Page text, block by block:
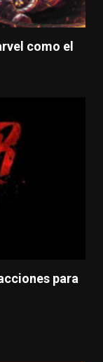
como el
para